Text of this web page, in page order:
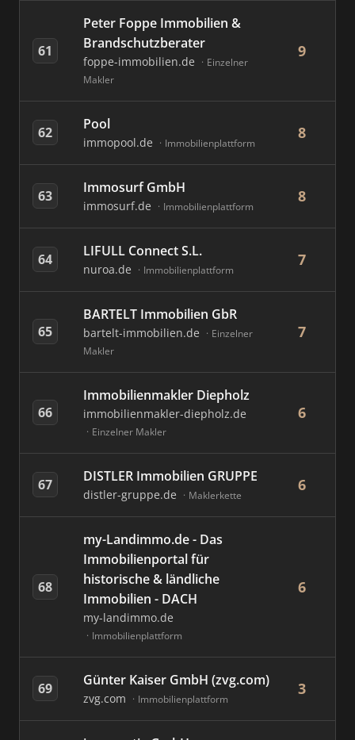
61
Peter Foppe Immobilien &
Brandschutzberater
foppe-immobilien.de
Einzelner
Makler
9
62 Pool
immopool.de Immobilienplattform
8
63 Immosurf GmbH
immosurf.de Immobilienplattform
8
64 LIFULL Connect S.L.
nuroa.de Immobilienplattform
7
65
BARTELT Immobilien GbR
bartelt-immobilien.de
Einzelner
Makler
7
66
Immobilienmakler Diepholz
immobilienmakler-diepholz.de
Einzelner Makler
6
67 DISTLER Immobilien GRUPPE
distler-gruppe.de Maklerkette
6
68
my-Landimmo.de - Das
Immobilienportal für
historische & ländliche
Immobilien - DACH
my-landimmo.de
Immobilienplattform
6
69 Günter Kaiser GmbH (zvg.com)
zvg.com Immobilienplattform
3